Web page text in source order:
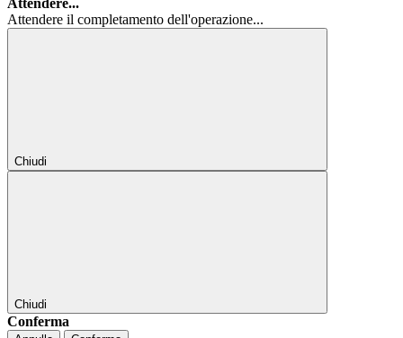
Attendere...
Attendere il completamento dell'operazione...
Chiudi
Chiudi
Conferma